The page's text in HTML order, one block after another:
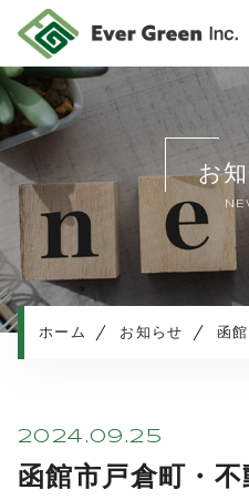
ホ
当社に
不動産売
仲
業
不動産
お
ホーム お知らせ
2024.09.25
函館市戸倉町・